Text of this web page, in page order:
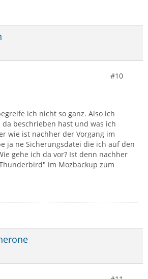
#10
ich nicht so ganz. Also ich
beschrieben hast und was ich
wie ist nachher der Vorgang im
ja ne Sicherungsdatei die ich auf den
gehe ich da vor? Ist denn nachher
im Mozbackup zum